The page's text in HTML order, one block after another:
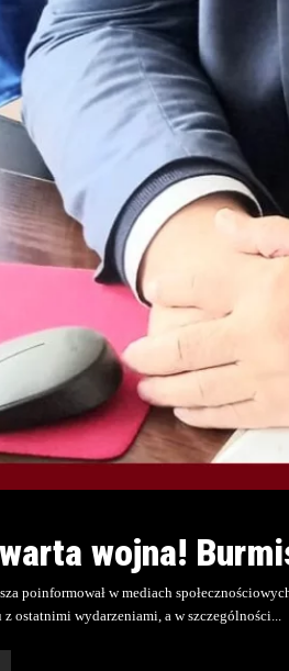
wojna!
poinformował w mediach
ostatnimi wydarzeniami, a w szczególności